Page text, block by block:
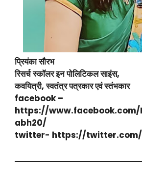
प्रियंका सौरभ
रिसर्च स्कॉलर इन पोलिटिकल साइंस,
कवयित्री, स्वतंत्र पत्रकार एवं स्तंभकार
facebook –
https://www.facebook.com/
abh20/
twitter- https://